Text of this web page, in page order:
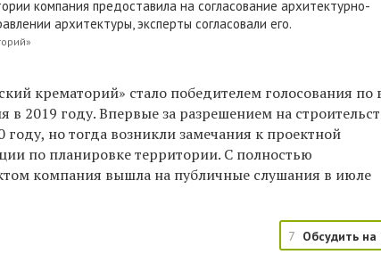
компания предоставила на согласование архитектурно-
архитектуры, эксперты согласовали его.
крематорий» стало победителем голосования по
в 2019 году. Впервые за разрешением на
году, но тогда возникли замечания к проектной
по планировке территории. С полностью
компания вышла на публичные слушания в июле
7 Обсудить